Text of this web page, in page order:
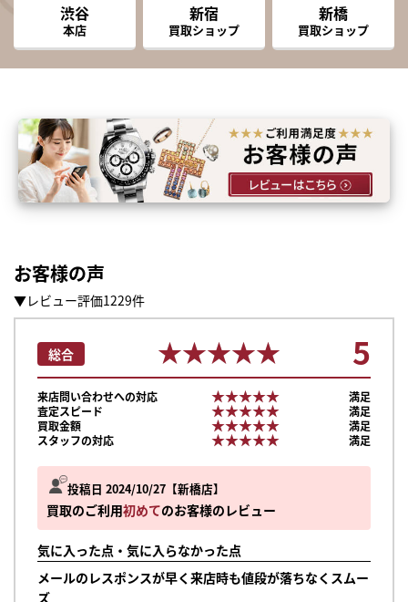
渋谷
本店
新宿
買取ショップ
新橋
買取ショップ
お客様の声
▼レビュー評価1229件
投稿日 2024/10/27 新橋店
買取のご利用初めてのお客様のレビュー
気に入った点・気に入らなかった点
メールのレスポンスが早く来店時も値段が落ちなくスムー
ズ
総合 ★★★★★
★★★★★ 5
来店問い合わせへの対応 ★★★★★
★★★★★
満足
査定スピード
★★★★★
★★★★★
満足
買取金額
★★★★★
★★★★★
満足
スタッフの対応
★★★★★
★★★★★ 満足